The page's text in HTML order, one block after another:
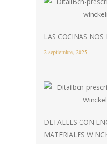
LAS COCINAS NOS
2 septiembre, 2025
DETALLES CON
MATERIALES